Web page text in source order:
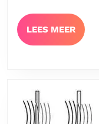
LEES MEERLEES
MEER